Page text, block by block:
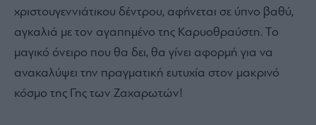
χριστουγεννιάτικου δέντρου, αφήνεται σε ύπνο βαθύ,
αγκαλιά με τον αγαπημένο της Καρυοθραύστη. Το
μαγικό όνειρο που θα δει, θα γίνει αφορμή για να
ανακαλύψει την πραγματική ευτυχία στον μακρινό
κόσμο της Γης των Ζαχαρωτών!